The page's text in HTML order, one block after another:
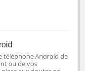
téléphone Android de
ou de vos